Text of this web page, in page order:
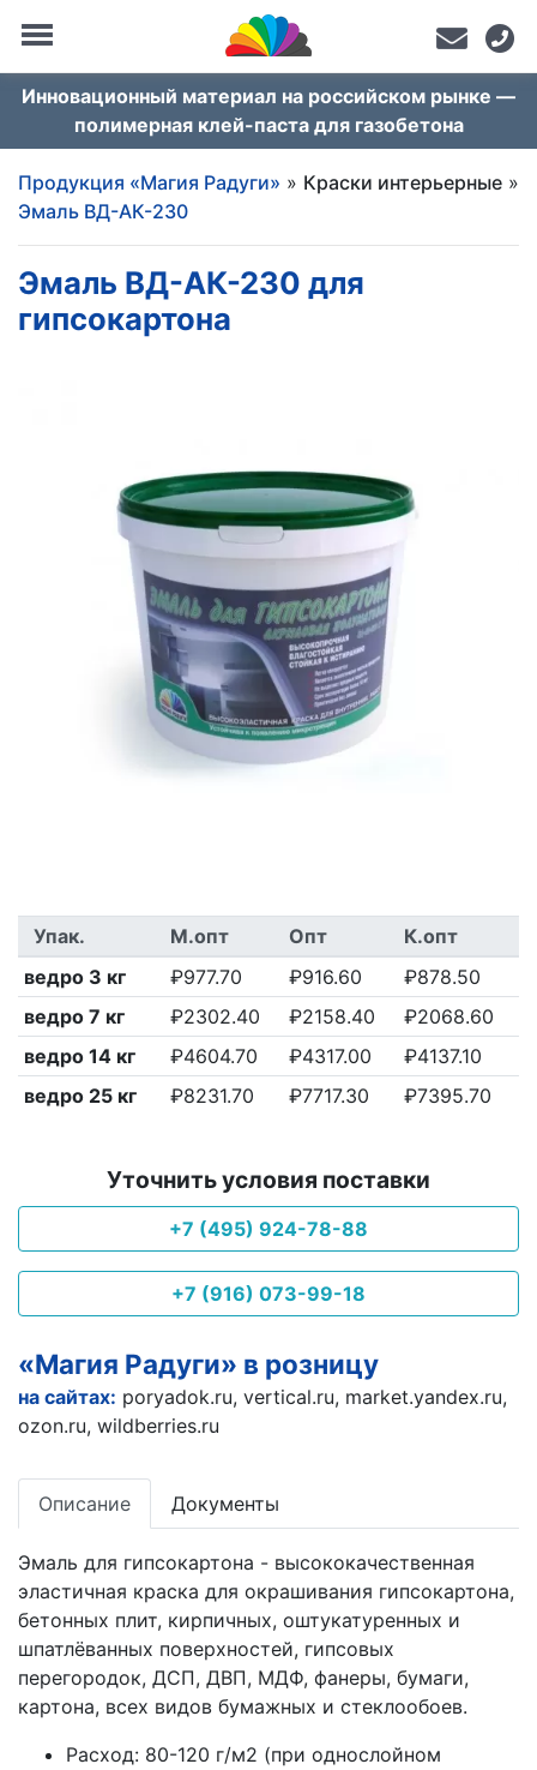
Инновационный материал на российском рынке —
полимерная клей-паста для газобетона
Продукция «Магия Радуги» » Краски интерьерные »
Эмаль ВД-АК-230
Эмаль ВД-АК-230 для
гипсокартона
Упак. М.опт Опт
К.опт
ведро 3 кг
₽977.70 ₽916.60
₽878.50
ведро 7 кг
₽2302.40 ₽2158.40
₽2068.60
ведро 14 кг
₽4604.70 ₽4317.00
₽4137.10
ведро 25 кг
₽8231.70 ₽7717.30 ₽7395.70
Уточнить условия поставки
+7 (495) 924-78-88
+7 (916) 073-99-18
«Магия Радуги» в розницу
на сайтах: poryadok.ru, vertical.ru, market.yandex.ru,
ozon.ru, wildberries.ru
Описание Документы
Эмаль для гипсокартона - высококачественная
эластичная краска для окрашивания гипсокартона,
бетонных плит, кирпичных, оштукатуренных и
шпатлёванных поверхностей, гипсовых
перегородок, ДСП, ДВП, МДФ, фанеры, бумаги,
картона, всех видов бумажных и стеклообоев.
Расход: 80-120 г/м2 (при однослойном